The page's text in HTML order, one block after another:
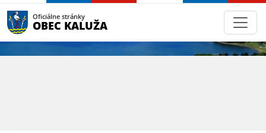
Oficiálne stránky
OBEC KALUŽA